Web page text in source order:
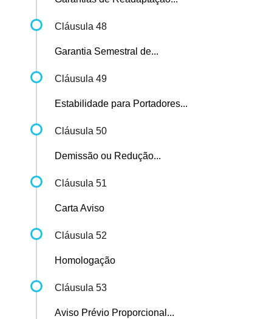
Cláusula 48
Garantia Semestral de...
Cláusula 49
Estabilidade para Portadores...
Cláusula 50
Demissão ou Redução...
Cláusula 51
Carta Aviso
Cláusula 52
Homologação
Cláusula 53
Aviso Prévio Proporcional...